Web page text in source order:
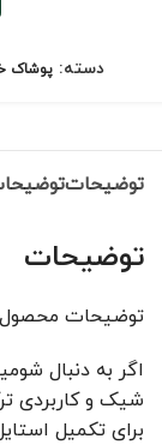
دسته: پوشاک
توضیحات
توضیحات
توضیحات محصول
اگر به دنبال
شیک و کاربردی
برای تکمیل